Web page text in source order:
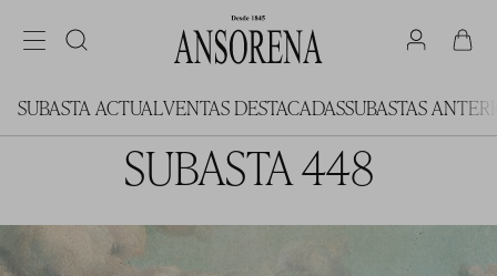
SUBASTA ACTUALVENTAS DESTACADASSUBASTAS
SUBASTA 448